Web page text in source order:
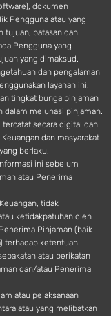
dokumen
Pengguna atau yang
tujuan, batasan dan
Pengguna yang
yang dimaksud.
dan pengalaman
layanan ini.
tingkat bunga pinjaman
dalam melunasi pinjaman.
secara digital dan
dan masyarakat
berlaku.
ini sebelum
atau Penerima
tidak
ketidakpatuhan oleh
Pinjaman (baik
terhadap ketentuan
atau perikatan
dan/atau Penerima
atau pelaksanaan
atau yang melibatkan